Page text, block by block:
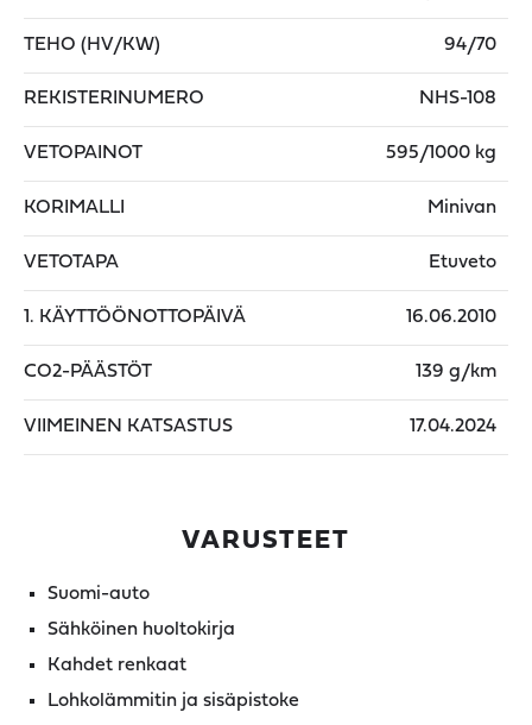
TEHO (HV/KW) 94/70
REKISTERINUMERO NHS-108
VETOPAINOT 595/1000 kg
KORIMALLI Minivan
VETOTAPA Etuveto
1. KÄYTTÖÖNOTTOPÄIVÄ 16.06.2010
CO2-PÄÄSTÖT 139 g/km
VIIMEINEN KATSASTUS 17.04.2024
VARUSTEET
Suomi-auto
Sähköinen huoltokirja
Kahdet renkaat
Lohkolämmitin ja sisäpistoke